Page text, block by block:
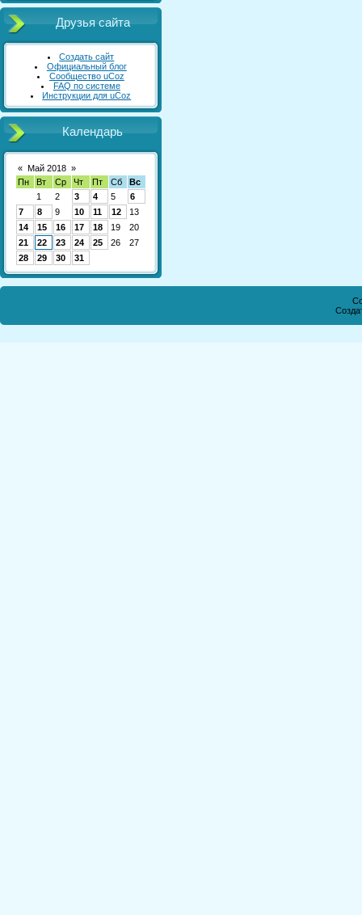
Друзья сайта
Создать сайт
Официальный блог
Сообщество uCoz
FAQ по системе
Инструкции для uCoz
Календарь
« Май 2018 »
Пн
Вт Ср Чт Пт Сб
Вс
1
2 3 4 5
6
7
8 9 10 11 12
13
14
15 16 17 18 19
20
21
22 23 24 25 26
27
28
29 30 31